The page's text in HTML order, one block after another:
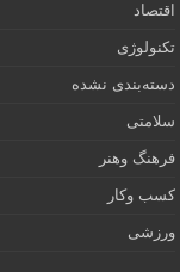
اقتصاد
تکنولوژی
دسته‌بندی نشده
سلامتی
فرهنگ وهنر
کسب وکار
ورزشی